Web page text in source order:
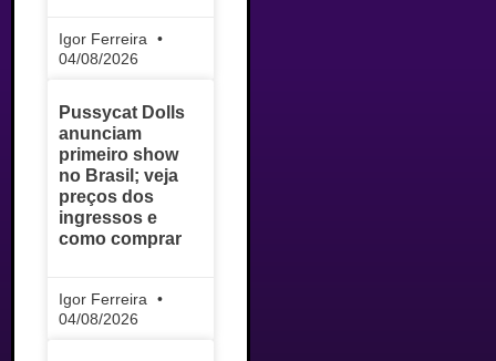
Igor Ferreira
04/08/2026
Pussycat Dolls
anunciam
primeiro show
no Brasil; veja
preços dos
ingressos e
como comprar
Igor Ferreira
04/08/2026